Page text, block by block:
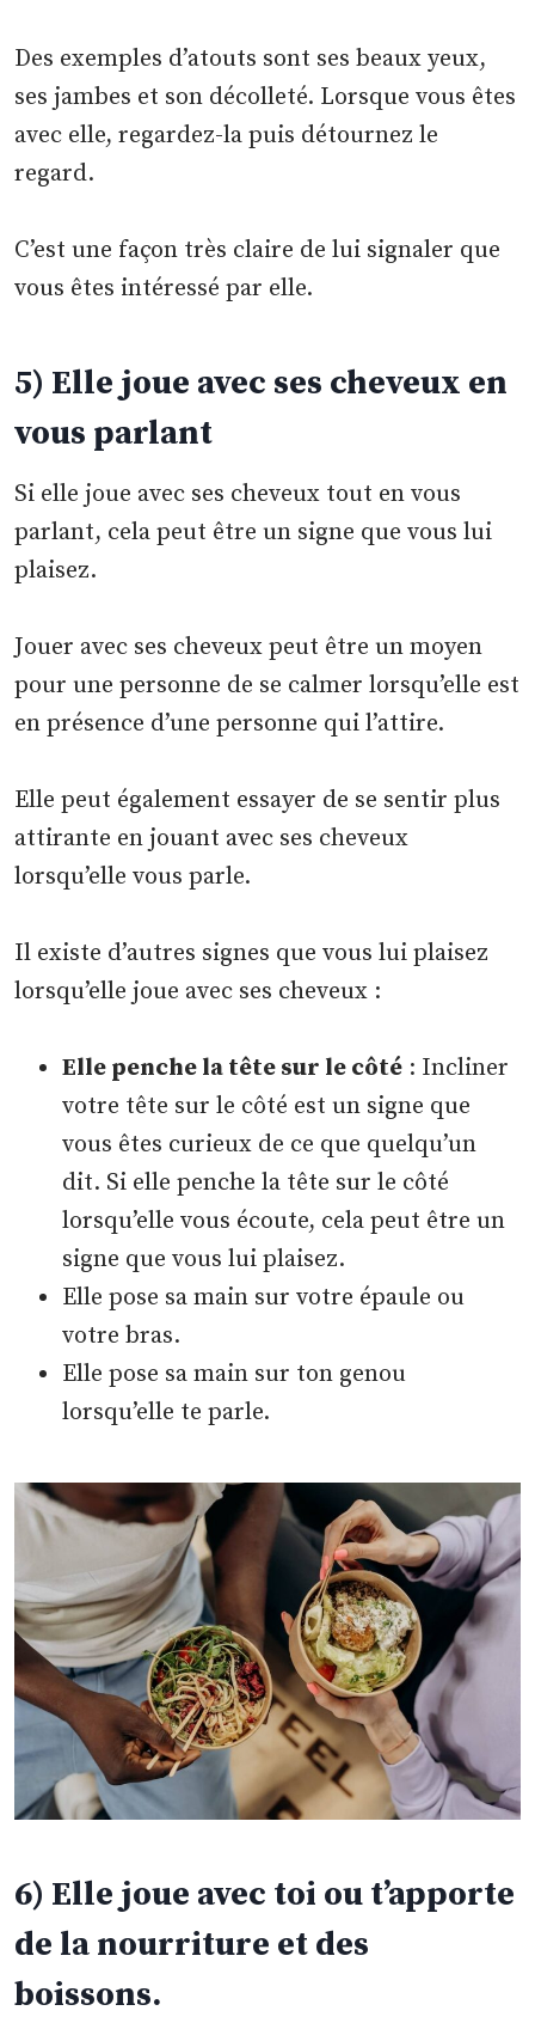
Des exemples d’atouts sont ses beaux yeux,
ses jambes et son décolleté. Lorsque vous êtes
avec elle, regardez-la puis détournez le
regard.
C’est une façon très claire de lui signaler que
vous êtes intéressé par elle.
5) Elle joue avec ses cheveux en
vous parlant
Si elle joue avec ses cheveux tout en vous
parlant, cela peut être un signe que vous lui
plaisez.
Jouer avec ses cheveux peut être un moyen
pour une personne de se calmer lorsqu’elle est
en présence d’une personne qui l’attire.
Elle peut également essayer de se sentir plus
attirante en jouant avec ses cheveux
lorsqu’elle vous parle.
Il existe d’autres signes que vous lui plaisez
lorsqu’elle joue avec ses cheveux :
Elle penche la tête sur le côté : Incliner
votre tête sur le côté est un signe que
vous êtes curieux de ce que quelqu’un
dit. Si elle penche la tête sur le côté
lorsqu’elle vous écoute, cela peut être un
signe que vous lui plaisez.
Elle pose sa main sur votre épaule ou
votre bras.
Elle pose sa main sur ton genou
lorsqu’elle te parle.
6) Elle joue avec toi ou t’apporte
de la nourriture et des
boissons.